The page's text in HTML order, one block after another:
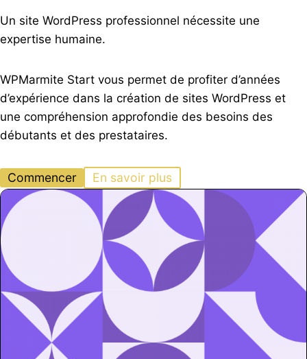
Un site WordPress professionnel nécessite une
expertise humaine.
WPMarmite Start vous permet de profiter d’années
d’expérience dans la création de sites WordPress et
une compréhension approfondie des besoins des
débutants et des prestataires.
Commencer En savoir plus